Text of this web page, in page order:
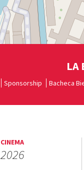
LA
Sponsorship Bacheca
CINEMA
2026